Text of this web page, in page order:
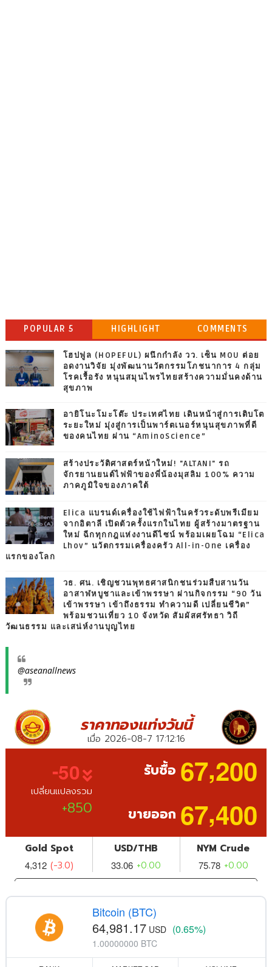
POPULAR 5 HIGHLIGHT COMMENTS
โฮปฟูล (HOPEFUL) ผนึกกำลัง วว. เซ็น MOU ต่อย
อดงานวิจัย มุ่งพัฒนานวัตกรรมโภชนาการ 4 กลุ่ม
โรคเรื้อรัง หนุนสมุนไพรไทยสร้างความมั่นคงด้าน
สุขภาพ
อายิโนะโมะโต๊ะ ประเทศไทย เดินหน้าสู่การเติบโต
ระยะใหม่ มุ่งสู่การเป็นพาร์ตเนอร์หนุนสุขภาพที่ดี
ของคนไทย ผ่าน “AminoScience”
สร้างประวัติศาสตร์หน้าใหม่! "ALTANI" รถ
จักรยานยนต์ไฟฟ้าของพี่น้องมุสลิม 100% ความ
ภาคภูมิใจของภาคใต้
Elica แบรนด์เครื่องใช้ไฟฟ้าในครัวระดับพรีเมียม
จากอิตาลี เปิดตัวครั้งแรกในไทย ผู้สร้างมาตรฐาน
ใหม่ ฉีกทุกกฎแห่งงานดีไซน์ พร้อมเผยโฉม “Elica
Lhov” นวัตกรรมเครื่องครัว All-in-One เครื่อง
แรกของโลก
วธ. ศน. เชิญชวนพุทธศาสนิกชนร่วมสืบสานวัน
อาสาฬหบูชาและเข้าพรรษา ผ่านกิจกรรม “90 วัน
เข้าพรรษา เข้าถึงธรรม ทำความดี เปลี่ยนชีวิต”
พร้อมชวนเที่ยว 10 จังหวัด สัมผัสศรัทธา วิถี
วัฒนธรรม และเสน่ห์งานบุญไทย
@aseanallnews
Bitcoin (BTC)
64,981.17 USD (0.65%)
1.00000000 BTC